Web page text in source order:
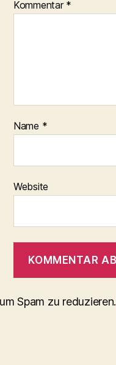
Kommentar *
Name *
Website
Spam zu reduzieren.